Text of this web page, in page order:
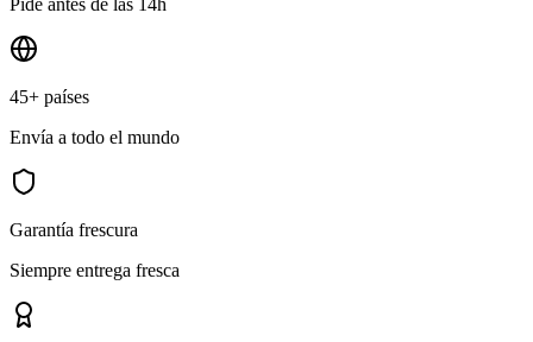
45+ países
Envía a todo el mundo
Garantía frescura
Siempre entrega fresca